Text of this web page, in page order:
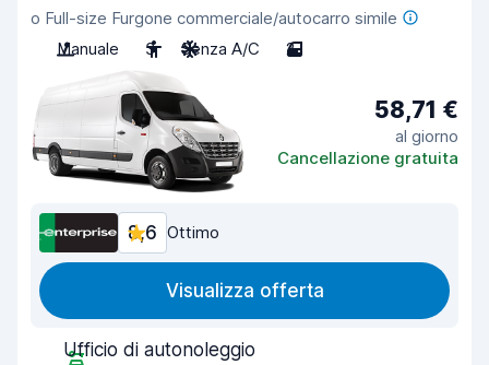
o Full-size Furgone commerciale/autocarro simile
Manuale
3 Senza A/C 2
58,71 €
al giorno
Cancellazione gratuita
8,6 Ottimo
Visualizza offerta
Ufficio di autonoleggio